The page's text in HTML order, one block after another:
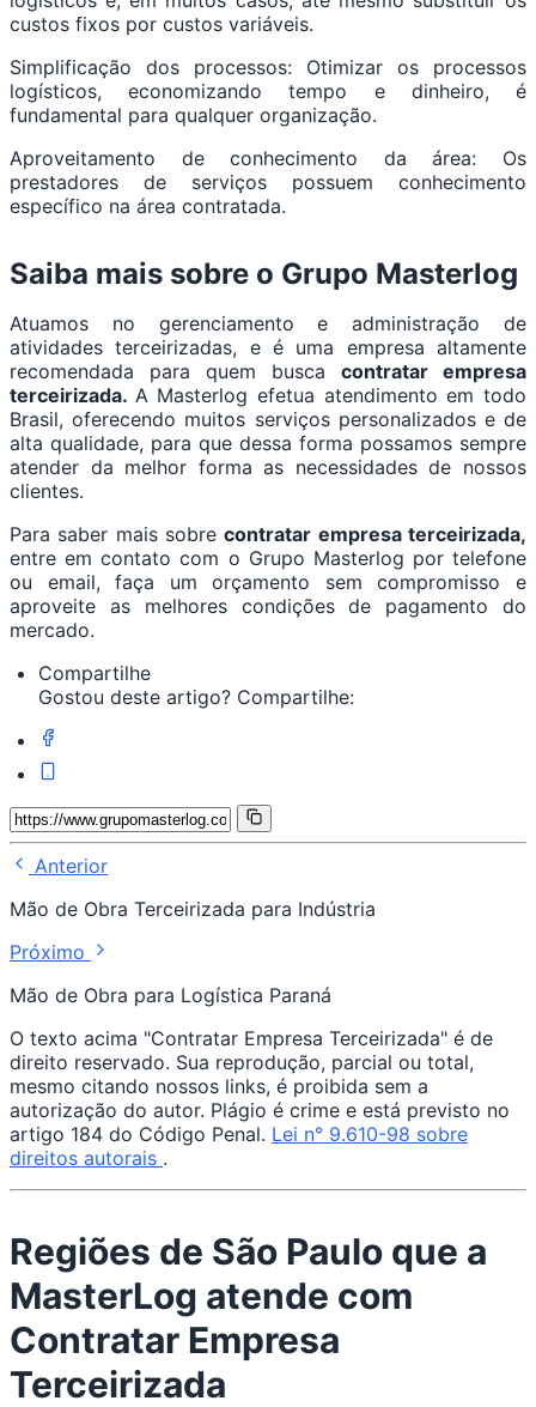
custos fixos por custos variáveis.
Simplificação dos processos: Otimizar os processos
logísticos, economizando tempo e dinheiro, é
fundamental para qualquer organização.
Aproveitamento de conhecimento da área: Os
prestadores de serviços possuem conhecimento
específico na área contratada.
Saiba mais sobre o Grupo Masterlog
Atuamos no gerenciamento e administração de
atividades terceirizadas, e é uma empresa altamente
recomendada para quem busca contratar empresa
terceirizada. A Masterlog efetua atendimento em todo
Brasil, oferecendo muitos serviços personalizados e de
alta qualidade, para que dessa forma possamos sempre
atender da melhor forma as necessidades de nossos
clientes.
Para saber mais sobrecontratar empresa terceirizada,
entre em contato com o Grupo Masterlog por telefone
ou email, faça um orçamento sem compromisso e
aproveite as melhores condições de pagamento do
mercado.
Compartilhe
Gostou deste artigo? Compartilhe:
Anterior
Mão de Obra Terceirizada para Indústria
Próximo
Mão de Obra para Logística Paraná
O texto acima "Contratar Empresa Terceirizada" é de
direito reservado. Sua reprodução, parcial ou total,
mesmo citando nossos links, é proibida sem a
autorização do autor. Plágio é crime e está previsto no
artigo 184 do Código Penal. Lei n° 9.610-98 sobre
direitos autorais .
Regiões de São Paulo que a
MasterLog atende com
Contratar Empresa
Terceirizada